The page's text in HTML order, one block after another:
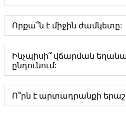
Որքա՞ն է միջին ժամկետը:
Ինչպիսի՞ վճարման
ընդունում:
Ո՞րն է արտադրանքի